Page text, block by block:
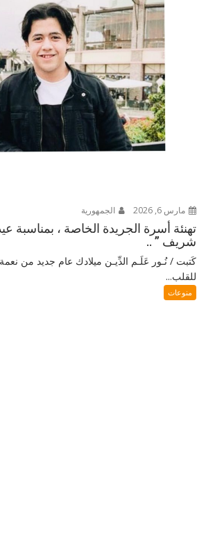
مارس 6, 2026 الجمهورية
تهنئة أسرة الجريدة الخاصة ، بمناسبة
شريف ” ..
كَتبت / نُـور عَلَـم الدِّيـن ميلادك عام جديد من
للقلب...
منوعات